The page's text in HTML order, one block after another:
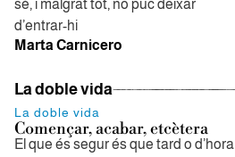
sé, i malgrat tot, no puc deixar
d’entrar-hi
Marta Carnicero
La doble vida
La doble vida
Començar, acabar, etcètera
El que és segur és que tard o d’hora